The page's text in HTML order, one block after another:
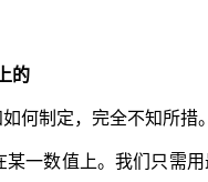
的
何制定，完全不知所措。
一数值上。我们只需